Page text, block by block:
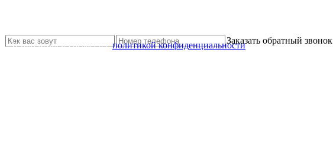
Заказать обратный звонок
Я прочитал и согласен сполитикой конфиденциальности